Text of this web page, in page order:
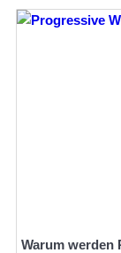
Warum werden